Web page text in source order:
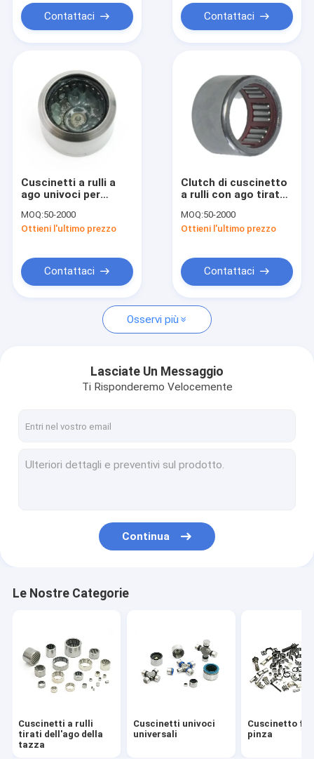
Prodotti
Spettacolo VR
Su di noi
Contattaci
Notizie
Richiedi un preventivo
Cuscinetti a rulli tirati dell'ago della tazza
Cuscinetti univoci universali
Cuscinetti a rulli ad ago per lavori pesanti
Cuscinetti a rulli ad ago combinati
Cuscinetti a rulli cilindrici
Contattaci Contattaci
Cuscinetti a rulli a
ago univoci per
MOQ:50-2000
Ottieni l'ultimo prezzo
Contattaci
Clutch di cuscinetto
a rulli con ago tirato
MOQ:50-2000
Ottieni l'ultimo prezzo
Contattaci
Osservi più
Lasciate Un Messaggio
Ti Risponderemo Velocemente
Continua
Le Nostre Categorie
Cuscinetti a rulli
tirati dell'ago della
tazza
Cuscinetti univoci
universali
Cuscinetto
pinza